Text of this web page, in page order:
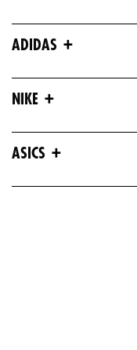
ADIDAS +
NIKE +
ASICS +